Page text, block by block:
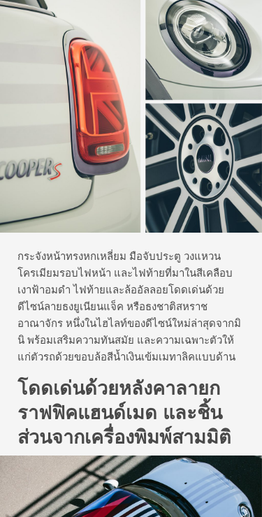
กระจังหน้าทรงหกเหลี่ยม มือจับประตู วงแหวน
โครเมียมรอบไฟหน้า และไฟท้ายที่มาในสีเคลือบ
เงาฟ้าอมดำ ไฟท้ายและล้ออัลลอยโดดเด่นด้วย
ดีไซน์ลายธงยูเนียนแจ็ค หรือธงชาติสหราช
อาณาจักร หนึ่งในไฮไลท์ของดีไซน์ใหม่ล่าสุดจากมิ
นิ พร้อมเสริมความทันสมัย และความเฉพาะตัวให้
แก่ตัวรถด้วยขอบล้อสีน้ำเงินเข้มเมทาลิคแบบด้าน
โดดเด่นด้วยหลังคาลายก
ราฟฟิคแฮนด์เมด และชิ้น
ส่วนจากเครื่องพิมพ์สามมิติ